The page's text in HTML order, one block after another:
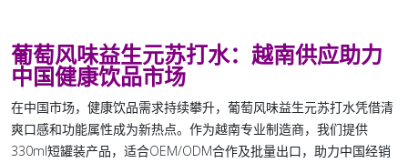
葡萄风味益生元苏打水：越南供应助力
中国健康饮品市场
在中国市场，健康饮品需求持续攀升， 葡萄风味益生元苏打水凭借清
爽口感和功能属性成为新热点。作为越南专业制造商，我们提供
330ml短罐装产品，适合OEM/ODM合作及批量出口，助力中国经销